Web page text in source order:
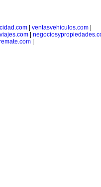
| ventasvehiculos.com|
|